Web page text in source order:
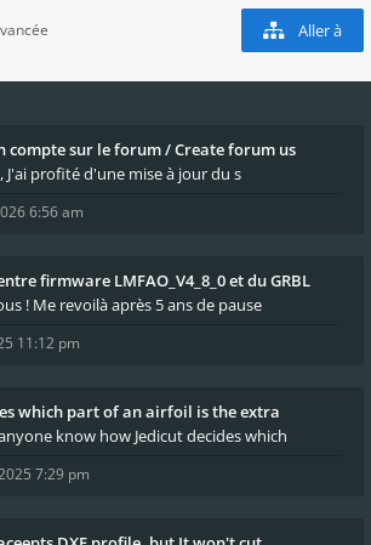
Aller à
compte sur le forum / Create forum us
J'ai profité d'une mise à jour du s
6:56 am
firmware LMFAO_V4_8_0 et du GRBL
! Me revoilà après 5 ans de pause
11:12 pm
which part of an airfoil is the extra
know how Jedicut decides which
7:29 pm